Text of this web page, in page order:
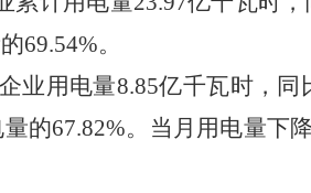
69.54%。
业用电量8.85亿千瓦时，同
的67.82%。当月用电量下